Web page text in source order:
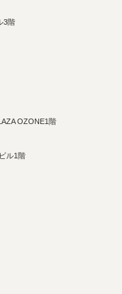
3階
OZONE1階
ル1階